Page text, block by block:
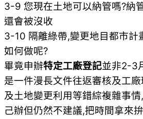
3-9 您現在土地可以納管嗎?納
還會被沒收
3-10 隔離綠帶,變更地目都市計
如何做呢?
畢竟申辦特定工廠登記並非2-3
是一件漫長文件往返審核及工
及土地變更利用等錯綜複雜事
己辦但仍然不建議,把時間拿來